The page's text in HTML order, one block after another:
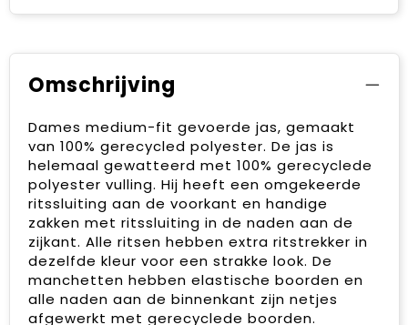
Omschrijving
Dames medium-fit gevoerde jas, gemaakt
van 100% gerecycled polyester. De jas is
helemaal gewatteerd met 100% gerecyclede
polyester vulling. Hij heeft een omgekeerde
ritssluiting aan de voorkant en handige
zakken met ritssluiting in de naden aan de
zijkant. Alle ritsen hebben extra ritstrekker in
dezelfde kleur voor een strakke look. De
manchetten hebben elastische boorden en
alle naden aan de binnenkant zijn netjes
afgewerkt met gerecyclede boorden.